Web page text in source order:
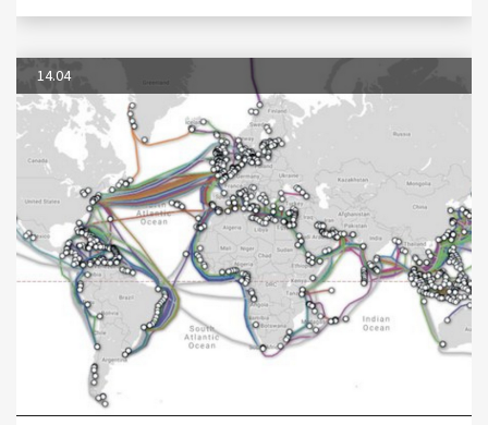
14.04